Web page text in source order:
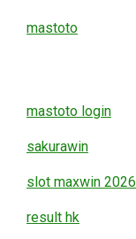
mastoto
mastoto login
sakurawin
slot maxwin 2026
result hk